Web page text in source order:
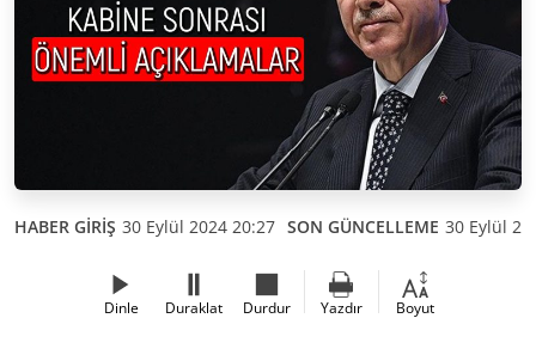
HABER GİRİŞ 30 Eylül 2024 20:27 SON GÜNCELLEME 30 Eylül
Dinle Duraklat Durdur Yazdır Boyut